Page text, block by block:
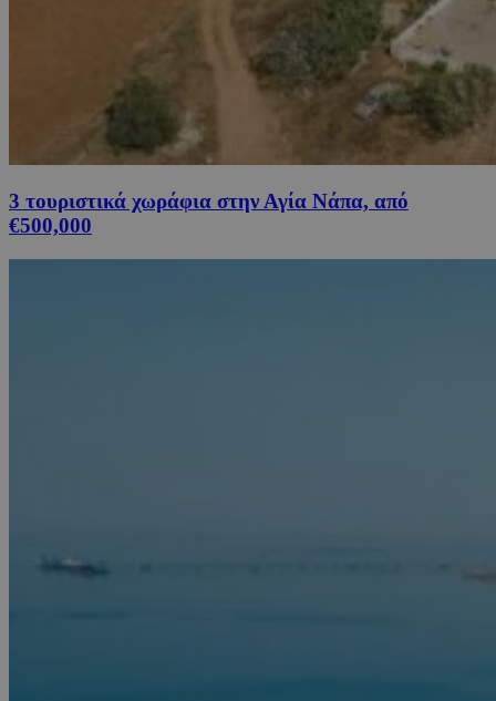
3 τουριστικά χωράφια στην Αγία Νάπα, από
€500,000